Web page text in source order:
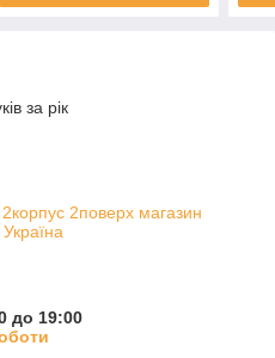
за рік
2поверх магазин
до 19:00